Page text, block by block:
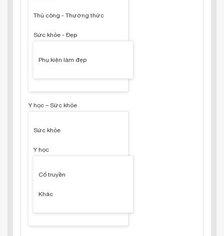
Thủ công - Thường thức
Sức khỏe - Đẹp
Phụ kiện làm đẹp
Y học – Sức khỏe
Sức khỏe
Y học
Cổ truyền
Khác